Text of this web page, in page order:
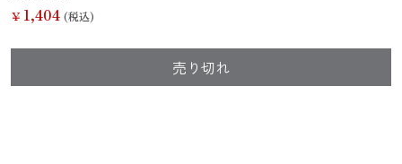
麺類
￥ 1,404 (税込)
売り切れ